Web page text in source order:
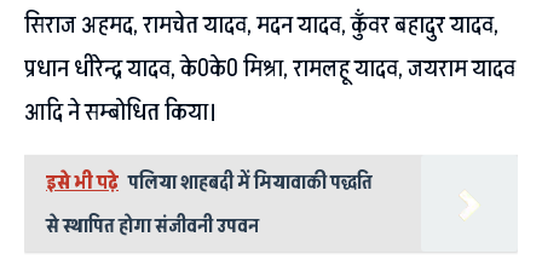
सिराज अहमद, रामचेत यादव, मदन यादव, कुॅंवर बहादुर यादव,
प्रधान धीरेन्द्र यादव, के0के0 मिश्रा, रामलहू यादव, जयराम यादव
आदि ने सम्बोधित किया।
इसे भी पढ़े पलिया शाहबदी में मियावाकी पद्धति
से स्थापित होगा संजीवनी उपवन